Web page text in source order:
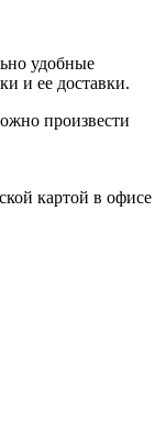
удобные
и ее доставки.
произвести
картой в офисе